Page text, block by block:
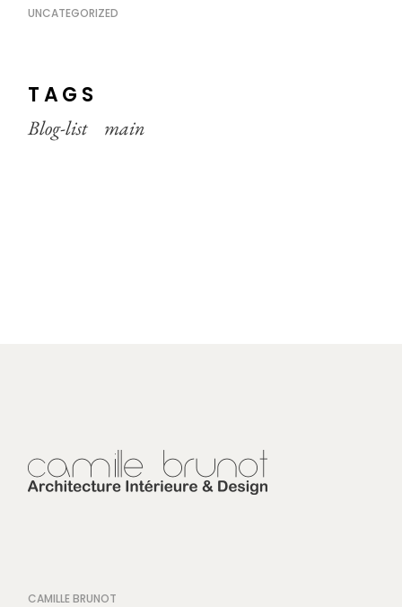
UNCATEGORIZED
TAGS
Blog-list main
CAMILLE BRUNOT